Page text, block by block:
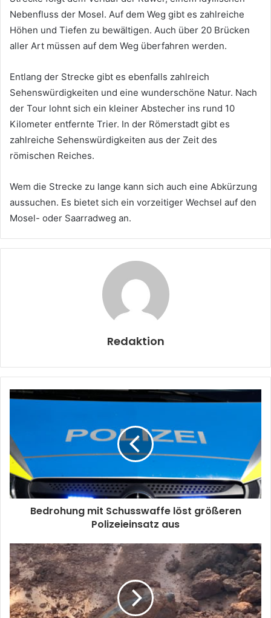
Nebenfluss der Mosel. Auf dem Weg gibt es zahlreiche
Höhen und Tiefen zu bewältigen. Auch über 20 Brücken
aller Art müssen auf dem Weg überfahren werden.
Entlang der Strecke gibt es ebenfalls zahlreich
Sehenswürdigkeiten und eine wunderschöne Natur. Nach
der Tour lohnt sich ein kleiner Abstecher ins rund 10
Kilometer entfernte Trier. In der Römerstadt gibt es
zahlreiche Sehenswürdigkeiten aus der Zeit des
römischen Reiches.
Wem die Strecke zu lange kann sich auch eine Abkürzung
aussuchen. Es bietet sich ein vorzeitiger Wechsel auf den
Mosel- oder Saarradweg an.
Redaktion
Bedrohung mit Schusswaffe löst größeren
Polizeieinsatz aus